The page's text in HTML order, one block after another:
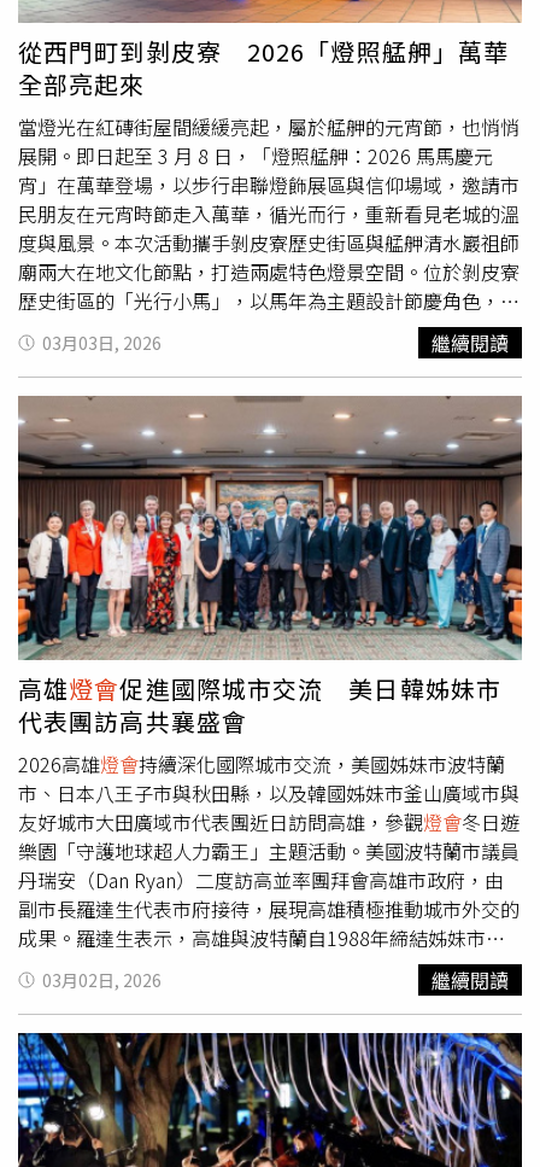
癱瘓，部分民眾因長時間排隊與等待而情緒激動，現場甚至
出現抱怨與怒罵聲，顯示交通與人潮疏導壓力極大。台灣燈
會單日賞燈突破200萬人次，縣府感謝遊客配合並持續精進
疏運。（圖／嘉義縣政府提供）對此，嘉義縣政府表示，
會7日確實吸引大量遊客到訪，單日人次突破200萬。為因
應人潮，縣府動員警察、消防、醫護、志工與相關工作人員
共1286人次投入現場服務，同時加強接駁運輸量能，接駁
車行駛班次突破1000班，全力協助民眾往返燈區。縣府指
出，當天重點活動包括無人機展演與大型遊行，吸引大批民
眾參與，整體活動秩序仍大致順利。面對瞬間湧入的人潮，
縣府也感謝遊客配合現場引導與交通管制。嘉義縣政府表
示，此次龐大人潮也提供重要經驗，未來將持續檢討交通管
制與疏運機制，提升活動服務品質。縣長翁章梁也提醒民
眾，若時間允許，可考慮錯開假日前往賞燈，以分散人潮、
提升觀賞品質。2026台灣
燈會 預計展出至3月15日，主辦單
位仍歡迎民眾把握時間前往嘉義，體驗光影與文化交織的年
度盛會。
從西門町到剝皮寮 2026「燈照艋舺」萬華
全部亮起來
當燈光在紅磚街屋間緩緩亮起，屬於艋舺的元宵節，也悄悄
展開。即日起至 3 月 8 日，「燈照艋舺：2026 馬馬慶元
宵」在萬華登場，以步行串聯燈飾展區與信仰場域，邀請市
民朋友在元宵時節走入萬華，循光而行，重新看見老城的溫
度與風景。本次活動攜手剝皮寮歷史街區與艋舺清水巖祖師
廟兩大在地文化節點，打造兩處特色燈景空間。位於剝皮寮
歷史街區的「光行小馬」，以馬年為主題設計節慶角色，呼
應老街的歷史肌理與紅磚立面，讓燈景不只是夜晚限定，即
使在白天漫步，也能感受到光的存在與節慶氛圍。燈飾設計
結合拍照打卡動線，讓民眾在參觀歷史街區之餘，也能留下
屬於自己的節慶影像。康定路上的艋舺清水巖祖師廟，引領
你跟著光，前行2026！（圖／主辦單位提供）而在艋舺清
水巖祖師廟廟埕打造的「尋光小徑」，則以光座串聯廟埕與
街巷空間，讓燈光與信仰場域自然融合。當夜幕低垂，燈影
映照著廟宇屋脊與街道轉角，行走其間，彷彿在光的指引下
穿越時間，感受信仰與生活交會的城市風景。活動亦響應
2026 台北燈節整體城市動線規劃，將老城節點納入燈會行
走路徑之中，延伸燈節能量至街區深處。從西門町到艋舺街
區，從白日到夜晚，民眾可以安排一場屬於自己的元宵光行
路線，體驗不同於大型燈區的老城節慶魅力。期間辦理的導
覽活動，也會帶民眾走進萬華美麗街道，了解在地職人故
事。（圖／主辦單位提供）此外，為鼓勵更多人實際走入街
區、分享艋舺燈景之美，活動期間同步推出社群留言與分享
抽獎活動。只要完成指定步驟，即有機會獲得限量好禮，讓
節慶祝福延續至生活日常。主辦單位也邀請大家在賞燈之
餘，多停留片刻、多走幾條街巷，讓光成為連結城市與人心
的溫柔陪伴。元宵團圓之際，艋舺的光，不只是一場節慶裝
置，而是一份在街區流動的祝福。跟著光走，老城也會在步
伐之中，慢慢被重新看見。活動詳情請洽「台北市萬華街區
發展協會」Facebook 粉絲專頁
03月03日, 2026 繼續閱讀
高雄燈會促進國際城市交流 美日韓姊妹市
代表團訪高共襄盛會
2026高雄燈會持續深化國際城市交流，美國姊妹市波特蘭
市、日本八王子市與秋田縣，以及韓國姊妹市釜山廣域市與
友好城市大田廣域市代表團近日訪問高雄，參觀燈會冬日遊
樂園「守護地球超人力霸王」主題活動。美國波特蘭市議員
丹瑞安（Dan Ryan）二度訪高並率團拜會高雄市政府，由
副市長羅達生代表市府接待，展現高雄積極推動城市外交的
成果。羅達生表示，高雄與波特蘭自1988年締結姊妹市以
來，已建立逾三十年的深厚情誼。近年雙方交流持續深化並
累積具體成果，去（2025）年6月高雄市府回訪並參與波特
蘭玫瑰節，與波特蘭市長威爾森會面。今年玫瑰節花車遊行
也將由高雄女中儀隊接棒演出，象徵兩市友誼的延續。丹瑞
安指出，波特蘭高度重視與高雄在教育、文化等領域的長期
合作關係，並讚賞高雄港區成功轉型為兼具觀光與親子休閒
功能的城市空間。他也肯定高雄公共綠地與親子友善空間規
03月02日, 2026 繼續閱讀